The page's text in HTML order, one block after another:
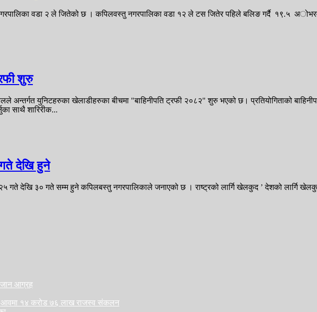
वडा २ ले जितेको छ । कपिलवस्तु नगरपालिका वडा १२ ले टस जितेर पहिले बलिङ गर्दै १९.५
शुरु
अन्तर्गत युनिटहरुका खेलाडीहरुका बीचमा "बाहिनीपति ट्रफी २०८२" शुरु भएको छ। प्रतियोगिताको
साथै शारिरीक...
देखि हुने
देखि ३० गते सम्म हुने कपिलबस्तु नगरपालिकाले जनाएको छ । राष्ट्रको लार्गि खेलकुद ’ देशको लार्गि
आग्रह
आवमा १४ करोड ७६ लाख राजस्व संकलन